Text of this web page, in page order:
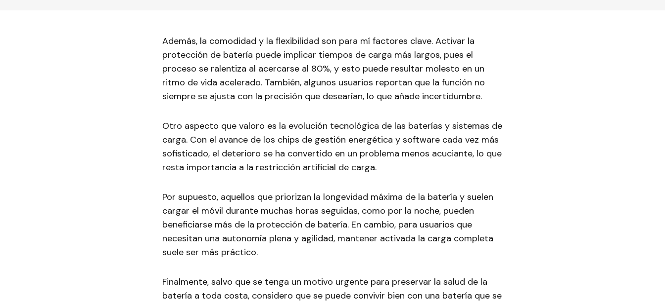
Además, la comodidad y la flexibilidad son para mí factores clave. Activar la
protección de batería puede implicar tiempos de carga más largos, pues el
proceso se ralentiza al acercarse al 80%, y esto puede resultar molesto en un
ritmo de vida acelerado. También, algunos usuarios reportan que la función no
siempre se ajusta con la precisión que desearían, lo que añade incertidumbre.
Otro aspecto que valoro es la evolución tecnológica de las baterías y sistemas de
carga. Con el avance de los chips de gestión energética y software cada vez más
sofisticado, el deterioro se ha convertido en un problema menos acuciante, lo que
resta importancia a la restricción artificial de carga.
Por supuesto, aquellos que priorizan la longevidad máxima de la batería y suelen
cargar el móvil durante muchas horas seguidas, como por la noche, pueden
beneficiarse más de la protección de batería. En cambio, para usuarios que
necesitan una autonomía plena y agilidad, mantener activada la carga completa
suele ser más práctico.
Finalmente, salvo que se tenga un motivo urgente para preservar la salud de la
batería a toda costa, considero que se puede convivir bien con una batería que se